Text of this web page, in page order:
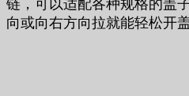
链，可以适配各种规格的盖
向或向右方向拉就能轻松开盖